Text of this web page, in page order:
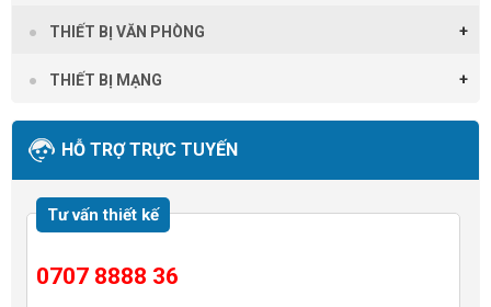
THIẾT BỊ VĂN PHÒNG
THIẾT BỊ MẠNG
HỖ TRỢ TRỰC TUYẾN
Tư vấn thiết kế
0707 8888 36